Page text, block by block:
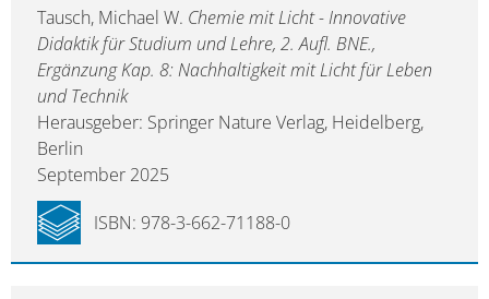
Tausch, Michael W. Chemie mit Licht - Innovative
Didaktik für Studium und Lehre, 2. Aufl. BNE.,
Ergänzung Kap. 8: Nachhaltigkeit mit Licht für Leben
und Technik
Herausgeber: Springer Nature Verlag, Heidelberg,
Berlin
September 2025
ISBN: 978-3-662-71188-0